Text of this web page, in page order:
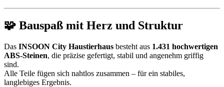
🧩 Bauspaß mit Herz und Struktur
Das INSOON City Haustierhaus besteht aus 1.431 hochwertigen
ABS-Steinen, die präzise gefertigt, stabil und angenehm griffig
sind.
Alle Teile fügen sich nahtlos zusammen – für ein stabiles,
langlebiges Ergebnis.